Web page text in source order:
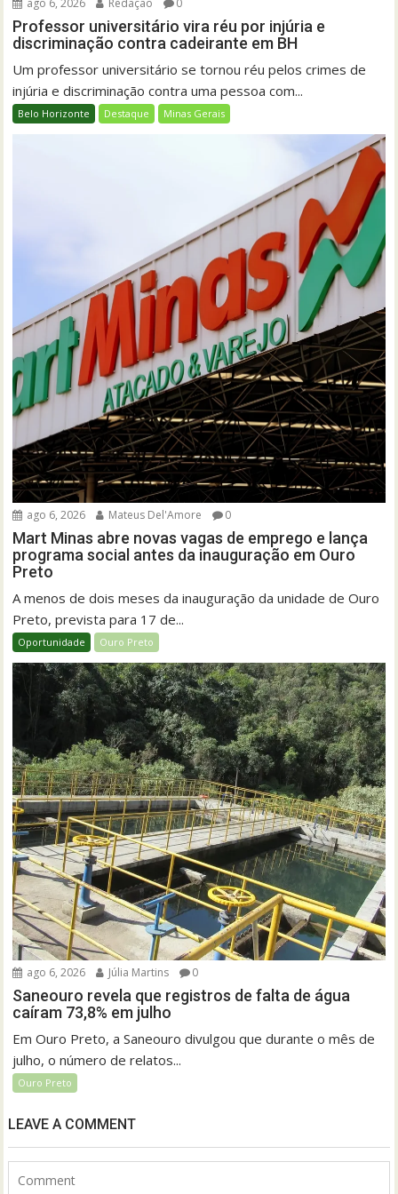
Professor universitário vira réu por injúria e
discriminação contra cadeirante em BH
Um professor universitário se tornou réu pelos crimes de
injúria e discriminação contra uma pessoa com...
Belo Horizonte Destaque Minas Gerais
ago 6, 2026 Mateus Del'Amore 0
Mart Minas abre novas vagas de emprego e lança
programa social antes da inauguração em Ouro
Preto
A menos de dois meses da inauguração da unidade de Ouro
Preto, prevista para 17 de...
Oportunidade Ouro Preto
ago 6, 2026 Júlia Martins 0
Saneouro revela que registros de falta de água
caíram 73,8% em julho
Em Ouro Preto, a Saneouro divulgou que durante o mês de
julho, o número de relatos...
Ouro Preto
LEAVE A COMMENT